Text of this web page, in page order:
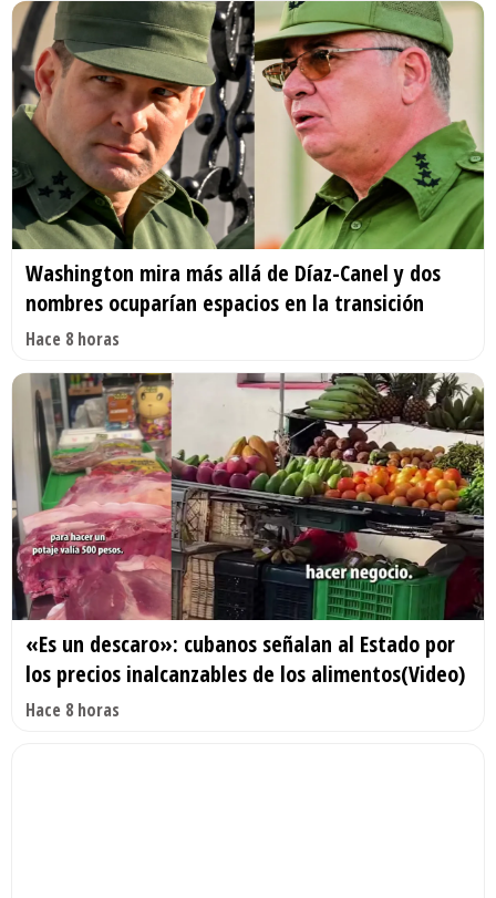
Washington mira más allá de Díaz-Canel y dos
nombres ocuparían espacios en la transición
Hace 8 horas
«Es un descaro»: cubanos señalan al Estado por
los precios inalcanzables de los alimentos(Video)
Hace 8 horas